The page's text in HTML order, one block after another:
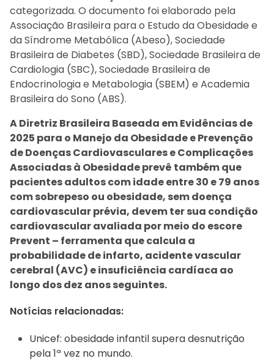
categorizada. O documento foi elaborado pela
Associação Brasileira para o Estudo da Obesidade e
da Síndrome Metabólica (Abeso), Sociedade
Brasileira de Diabetes (SBD), Sociedade Brasileira de
Cardiologia (SBC), Sociedade Brasileira de
Endocrinologia e Metabologia (SBEM) e Academia
Brasileira do Sono (ABS).
A Diretriz Brasileira Baseada em Evidências de
2025 para o Manejo da Obesidade e Prevenção
de Doenças Cardiovasculares e Complicações
Associadas à Obesidade prevê também que
pacientes adultos com idade entre 30 e 79 anos
com sobrepeso ou obesidade, sem doença
cardiovascular prévia, devem ter sua condição
cardiovascular avaliada por meio do escore
Prevent – ferramenta que calcula a
probabilidade de infarto, acidente vascular
cerebral (AVC) e insuficiência cardíaca ao
longo dos dez anos seguintes.
Notícias relacionadas:
Unicef: obesidade infantil supera desnutrição
pela 1ª vez no mundo.